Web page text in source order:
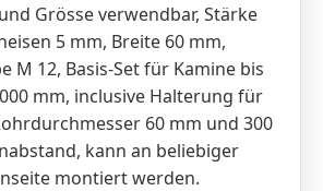
Grösse verwendbar, Stärke
5 mm, Breite 60 mm,
M 12, Basis-Set für Kamine bis
mm, inclusive Halterung für
60 mm und 300
kann an beliebiger
montiert werden.